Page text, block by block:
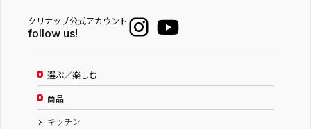
クリナップ公式アカウント
follow us!
選ぶ／楽しむ
商品
キッチン